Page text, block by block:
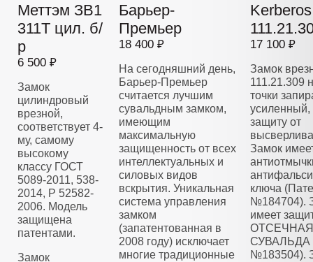
Меттэм ЗВ1
311Т цил. б/
р
6 500 ₽
Замок
цилиндровый
врезной,
соответствует 4-
му, самому
высокому
классу ГОСТ
5089-2011, 538-
2014, Р 52582-
2006. Модель
защищена
патентами.
Замок
Барьер-
Премьер
18 400 ₽
На сегодняшний день,
Барьер-Премьер
считается лучшим
сувальдным замком,
имеющим
максимальную
защищенность от всех
интеллектуальных и
силовых видов
вскрытия. Уникальная
система управления
замком
(запатентованная в
2008 году) исключает
многие традиционные
Kerberos
17 100 ₽
Замок
111.21.309
точки
усиленный,
защиту от
Замок
ключа
№184704).
имеет
ОТСЕЧНАЯ
СУВАЛЬДА
№183504).